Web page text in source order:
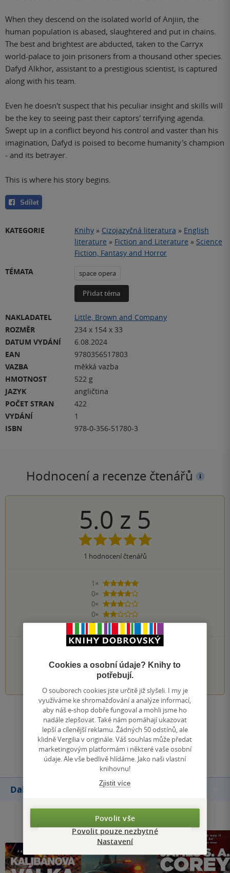
When they descend on the isolated world of Anjiin, the
human population is abased, slaughtered and put in chains.
The best and brightest are abducted, taken to the Carryx
world-palace to join prisoners from a thousand other species.
Dafyd Alkhor, assistant to a prestigious scientist, is captured
along with his team.
Even he doesn't suspect that his peculiar insight and skills will
be the key to seeing past their captors' terrifying agenda.
Swept up in a conflict beyond his control and vaster than his
imagination, Dafyd is poised to become humanity's champion
- and its betrayer.
This is where his story begins.
Sdílet
KATEGORIE Knihy » Cizojazyčná literatura » English
literature » Fiction and Literature » Science
Fiction, Fantasy and Horror
TÉMATA
space opera
Přidat téma
NAKLADATEL
Little, Brown and Company
ROZMĚR
234 x 154 x 33
DATUM VYDÁNÍ
6.08.2024
EAN
9780356517803
VAZBA
měkká vazba
HMOTNOST
522 g
JAZYK
angličtina
POČET STRAN
422
VYDÁNÍ
1
ISBN
978-0-356-51780-3
Hodnocení a recenze čtenářů
5.0 z 5
1 hodnocení čtenářů
1×
5 hvězdiček
0×
4 hvězdičky
0×
3 hvězdičky
0×
2 hvězdičky
0×
1 hvezdička
PŘIDEJTE SVÉ HODNOCENÍ KNIHY
3 4 5
Zobrazit všechna hodnocení
Přidat hodnocení
Další knihy autora
Cookies a osobní údaje? Knihy to
potřebují.
O souborech cookies jste určitě již slyšeli. I my je
využíváme ke shromažďování a analýze informací,
aby náš e-shop dobře fungoval a mohli jsme ho
nadále zlepšovat. Také nám pomáhají ukazovat
lepší a cílenější reklamu. Žádných 50 odstínů, ale
klidně Vergilia v originále. Váš souhlas může předat
marketingovým platformám i některé vaše osobní
údaje. Ale vše bedlivě hlídáme. Jako naši vlastní
knihovnu!
Zjistit více
Povolit vše
Povolit pouze nezbytné
Nastavení